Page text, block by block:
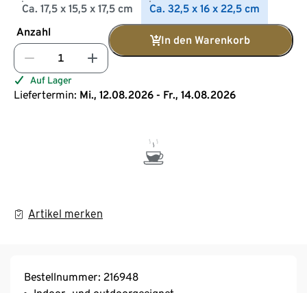
Ca. 17,5 x 15,5 x 17,5 cm
Ca. 32,5 x 16 x 22,5 cm
Anzahl
In den Warenkorb
Auf Lager
Liefertermin: Mi., 12.08.2026 - Fr., 14.08.2026
Artikel merken
Bestellnummer: 216948